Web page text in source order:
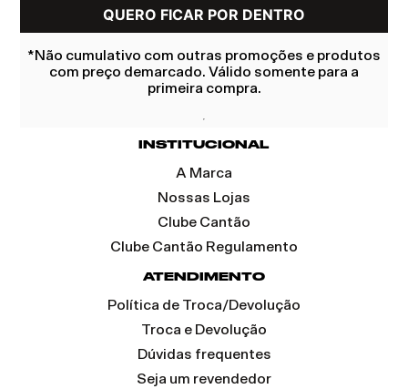
*Não cumulativo com outras promoções e produtos
com preço demarcado. Válido somente para a
primeira compra.
INSTITUCIONAL
A Marca
Nossas Lojas
Clube Cantão
Clube Cantão Regulamento
ATENDIMENTO
Política de Troca/Devolução
Troca e Devolução
Dúvidas frequentes
Seja um revendedor